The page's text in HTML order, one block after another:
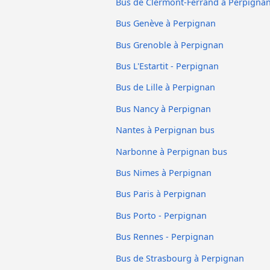
Bus Genève à Perpignan
Bus Grenoble à Perpignan
Bus L'Estartit - Perpignan
Bus de Lille à Perpignan
Bus Nancy à Perpignan
Nantes à Perpignan bus
Narbonne à Perpignan bus
Bus Nimes à Perpignan
Bus Paris à Perpignan
Bus Porto - Perpignan
Bus Rennes - Perpignan
Bus de Strasbourg à Perpignan